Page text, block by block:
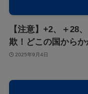
【注意】+2、＋28
欺！どこの国からか
2025年9月4日